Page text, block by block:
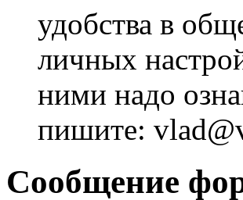
удобства в
личных
ними надо
пишите:
Сообщение